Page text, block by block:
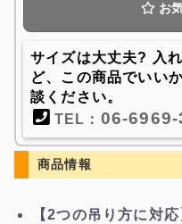
お
サイズは大丈夫? 入
ど、この商品でいい
談ください。
TEL： 06-6969-
商品情報
【2つの吊り方に対応